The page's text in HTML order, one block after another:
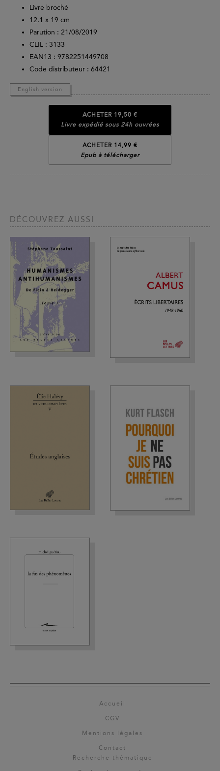
Livre broché
12.1 x 19 cm
Parution : 21/08/2019
CLIL : 3133
EAN13 : 9782251449708
Code distributeur : 64421
English version
ACHETER 19,50 €
Livre expédié sous 24h ouvrées
ACHETER 14,99 €
Epub à télécharger
DÉCOUVREZ AUSSI
Accueil
CGV
Mentions légales
Contact
Recherche thématique